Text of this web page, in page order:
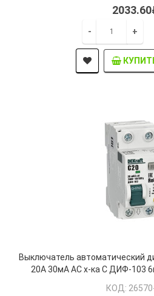
- +
Выключатель автоматический
20А 30мА AC х-ка C ДИФ-103
КОД: